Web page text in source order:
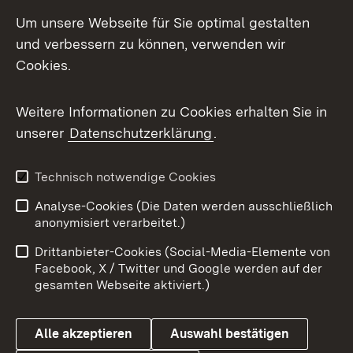
Facebook
X / Twitter
Youtube
Impressum
Kontakt
Barrierefreiheit
Datenschutz
Cookies
Um unsere Webseite für Sie optimal gestalten
und verbessern zu können, verwenden wir
Cookies.
Weitere Informationen zu Cookies erhalten Sie in
unserer Datenschutzerklärung.
Technisch notwendige Cookies
Analyse-Cookies (Die Daten werden ausschließlich
anonymisiert verarbeitet.)
Drittanbieter-Cookies (Social-Media-Elemente von
Facebook, X / Twitter und Google werden auf der
gesamten Webseite aktiviert.)
Alle akzeptieren Auswahl bestätigen